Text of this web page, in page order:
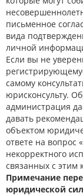
письменное
вида
личной
Если вы не
самому
юрисконсульту.
администрация
давать
объектом
ответе на вопрос
некорректного
связанных с этим
Примечание
юридической